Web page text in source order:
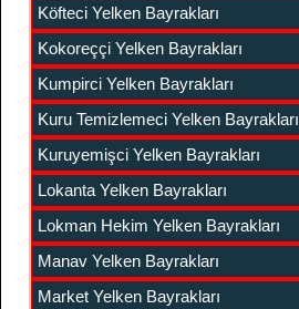
Köfteci Yelken Bayrakları
Kokoreççi Yelken Bayrakları
Kumpirci Yelken Bayrakları
Kuru Temizlemeci Yelken Bayrakları
Kuruyemişci Yelken Bayrakları
Lokanta Yelken Bayrakları
Lokman Hekim Yelken Bayrakları
Manav Yelken Bayrakları
Market Yelken Bayrakları